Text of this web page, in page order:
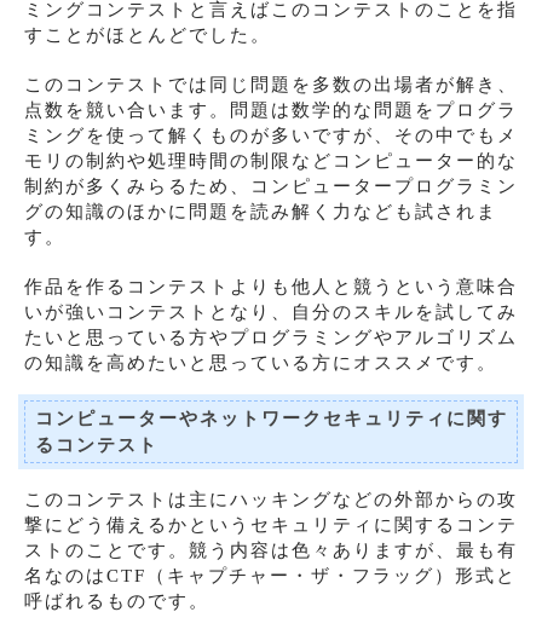
ミングコンテストと言えばこのコンテストのことを指
すことがほとんどでした。
このコンテストでは同じ問題を多数の出場者が解き、
点数を競い合います。問題は数学的な問題をプログラ
ミングを使って解くものが多いですが、その中でもメ
モリの制約や処理時間の制限などコンピューター的な
制約が多くみらるため、コンピュータープログラミン
グの知識のほかに問題を読み解く力なども試されま
す。
作品を作るコンテストよりも他人と競うという意味合
いが強いコンテストとなり、自分のスキルを試してみ
たいと思っている方やプログラミングやアルゴリズム
の知識を高めたいと思っている方にオススメです。
コンピューターやネットワークセキュリティに関す
るコンテスト
このコンテストは主にハッキングなどの外部からの攻
撃にどう備えるかというセキュリティに関するコンテ
ストのことです。競う内容は色々ありますが、最も有
名なのはCTF（キャプチャー・ザ・フラッグ）形式と
呼ばれるものです。